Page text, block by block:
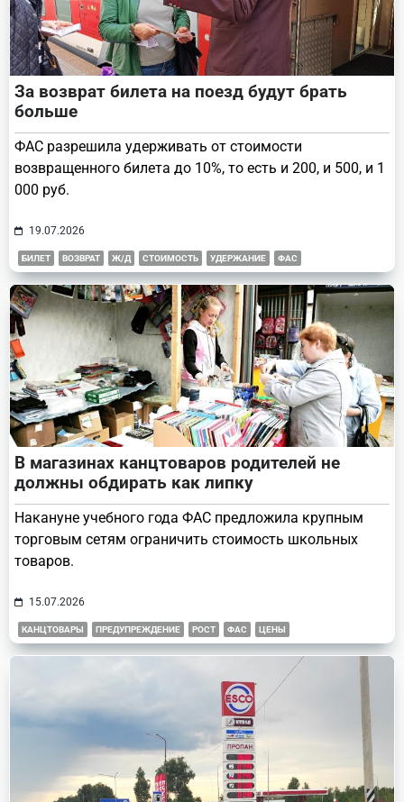
За возврат билета на поезд будут брать
больше
ФАС разрешила удерживать от стоимости
возвращенного билета до 10%, то есть и 200, и 500, и 1
000 руб.
19.07.2026
БИЛЕТ ВОЗВРАТ Ж/Д СТОИМОСТЬ УДЕРЖАНИЕ ФАС
В магазинах канцтоваров родителей не
должны обдирать как липку
Накануне учебного года ФАС предложила крупным
торговым сетям ограничить стоимость школьных
товаров.
15.07.2026
КАНЦТОВАРЫ ПРЕДУПРЕЖДЕНИЕ РОСТ ФАС ЦЕНЫ